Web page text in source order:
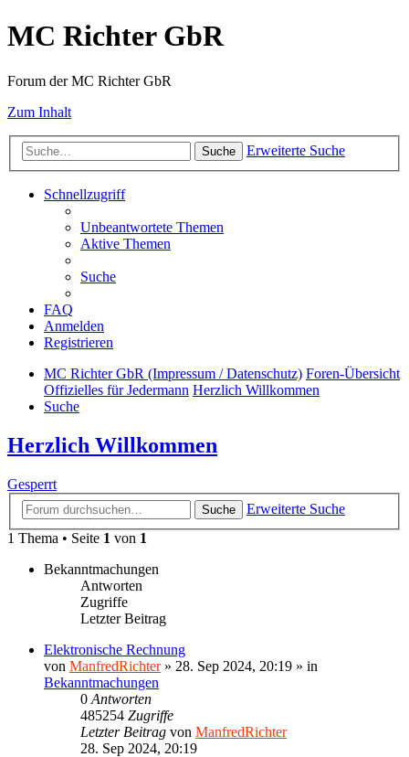
MC Richter GbR
Forum der MC Richter GbR
Zum Inhalt
Suche Erweiterte Suche
Schnellzugriff
Unbeantwortete Themen
Aktive Themen
Suche
FAQ
Anmelden
Registrieren
MC Richter GbR (Impressum / Datenschutz) Foren-Übersicht
Offizielles für Jedermann Herzlich Willkommen
Suche
Herzlich Willkommen
Gesperrt
Suche
Erweiterte Suche
1 Thema • Seite 1 von 1
Bekanntmachungen
Antworten
Zugriffe
Letzter Beitrag
Elektronische Rechnung
von ManfredRichter» 28. Sep 2024, 20:19 » in
Bekanntmachungen
0 Antworten
485254 Zugriffe
Letzter Beitrag von ManfredRichter
28. Sep 2024, 20:19